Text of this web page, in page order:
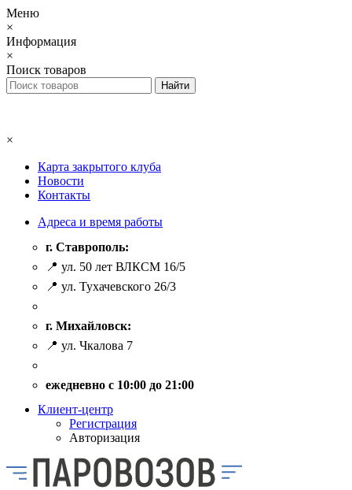
Меню
×
Информация
×
Поиск товаров
×
Карта закрытого клуба
Новости
Контакты
Адреса и время работы
г. Ставрополь:
📍 ул. 50 лет ВЛКСМ 16/5
📍 ул. Тухачевского 26/3
г. Михайловск:
📍 ул. Чкалова 7
ежедневно с 10:00 до 21:00
Клиент-центр
Регистрация
Авторизация